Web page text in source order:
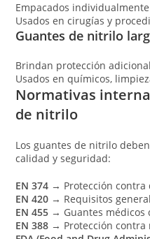
Empacados
Usados en cirugías y
Guantes de nitrilo
Brindan protección
Usados en químicos,
Normativas
de nitrilo
Los guantes de nitrilo
calidad y seguridad:
EN 374 → Protección contra
EN 420 → Requisitos
EN 455 → Guantes médicos
EN 388 → Protección contra